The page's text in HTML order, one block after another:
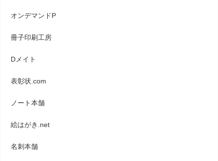
オンデマンドP
冊子印刷工房
Dメイト
表彰状.com
ノート本舗
絵はがき.net
名刺本舗